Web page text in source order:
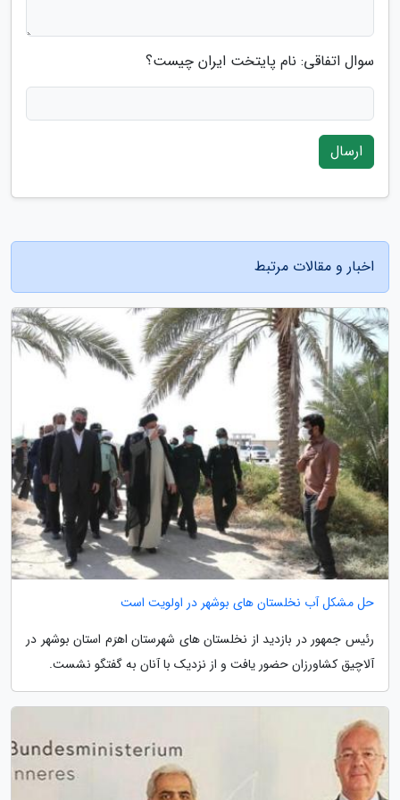
سوال اتفاقی: نام پایتخت ایران چیست؟
ارسال
اخبار و مقالات مرتبط
حل مشکل آب نخلستان های بوشهر در اولویت است
رئیس جمهور در بازدید از نخلستان های شهرستان اهرَم استان بوشهر در
آلاچیق کشاورزان حضور یافت و از نزدیک با آنان به گفتگو نشست.